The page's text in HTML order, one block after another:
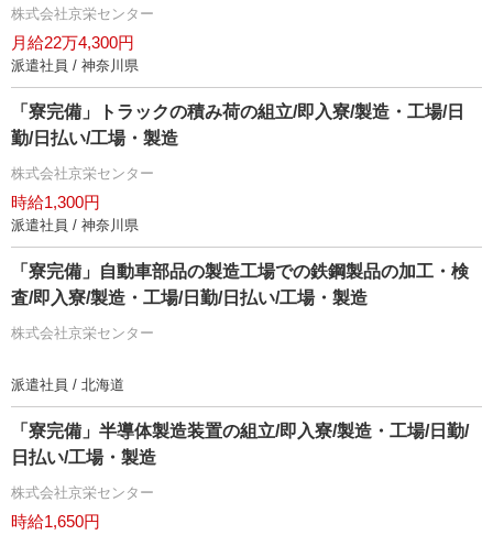
株式会社京栄センター
月給22万4,300円
派遣社員 / 神奈川県
「寮完備」トラックの積み荷の組立/即入寮/製造・工場/日
勤/日払い/工場・製造
株式会社京栄センター
時給1,300円
派遣社員 / 神奈川県
「寮完備」自動車部品の製造工場での鉄鋼製品の加工・検
査/即入寮/製造・工場/日勤/日払い/工場・製造
株式会社京栄センター
派遣社員 / 北海道
「寮完備」半導体製造装置の組立/即入寮/製造・工場/日勤/
日払い/工場・製造
株式会社京栄センター
時給1,650円